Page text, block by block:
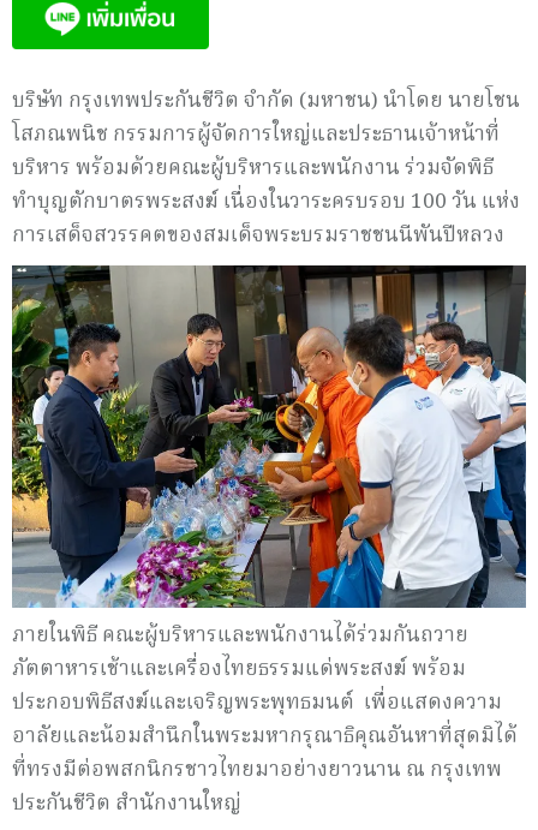
บริษัท กรุงเทพประกันชีวิต จำกัด (มหาชน) นำโดย นายโชน
โสภณพนิช กรรมการผู้จัดการใหญ่และประธานเจ้าหน้าที่
บริหาร พร้อมด้วยคณะผู้บริหารและพนักงาน ร่วมจัดพิธี
ทำบุญตักบาตรพระสงฆ์ เนื่องในวาระครบรอบ 100 วัน แห่ง
การเสด็จสวรรคตของสมเด็จพระบรมราชชนนีพันปีหลวง
ภายในพิธี คณะผู้บริหารและพนักงานได้ร่วมกันถวาย
ภัตตาหารเช้าและเครื่องไทยธรรมแด่พระสงฆ์ พร้อม
ประกอบพิธีสงฆ์และเจริญพระพุทธมนต์ เพื่อแสดงความ
อาลัยและน้อมสำนึกในพระมหากรุณาธิคุณอันหาที่สุดมิได้
ที่ทรงมีต่อพสกนิกรชาวไทยมาอย่างยาวนาน ณ กรุงเทพ
ประกันชีวิต สำนักงานใหญ่